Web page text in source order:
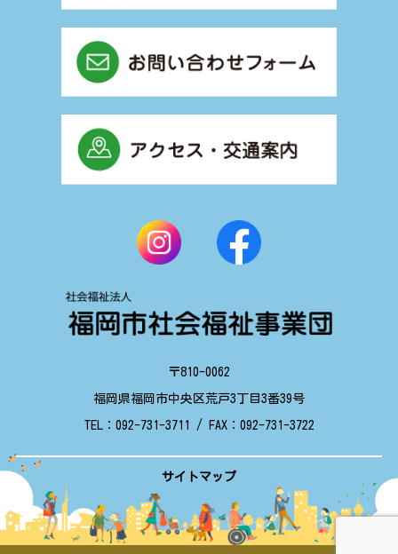
〒810-0062
福岡県福岡市中央区荒戸3丁目3番39号
TEL： 092-731-3711 / FAX： 092-731-3722
サイトマップ